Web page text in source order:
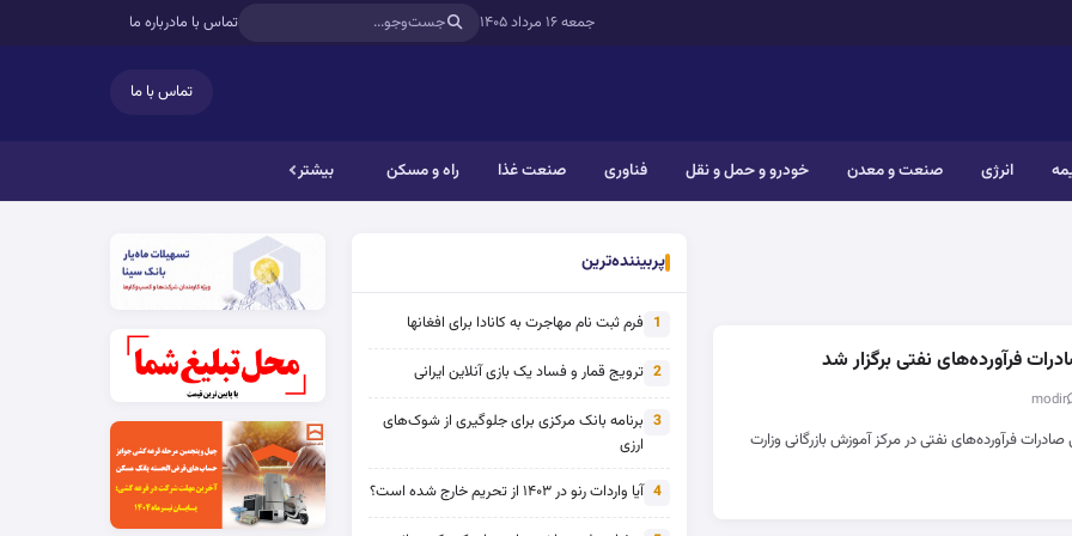
جمعه ۱۶ مرداد ۱۴۰۵ تماس با مادرباره ما
تماس با ما
انرژی صنعت و معدن خودرو و حمل و نقل فناوری صنعت غذا راه و مسکن بیشتر
فرآورده‌های نفتی برگزار شد
فرآورده‌های نفتی در مرکز آموزش بازرگانی وزارت
پربیننده‌ترین
1 فرم ثبت نام مهاجرت به کانادا برای افغانها
2 ترویج قمار و فساد یک بازی آنلاین ایرانی
3 برنامه بانک مرکزی برای جلوگیری از شوک‌های
ارزی
4 آیا واردات رنو در ۱۴۰۳ از تحریم خارج شده است؟